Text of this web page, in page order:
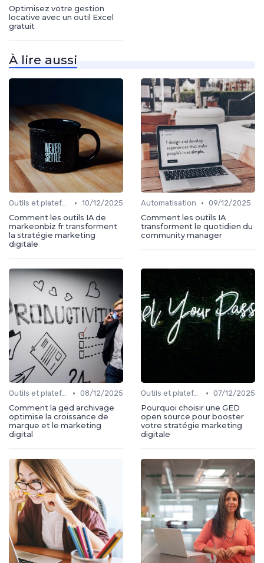
Optimisez votre gestion
locative avec un outil Excel
gratuit
À lire aussi
Outils et plateformes • 10/12/2025
Comment les outils IA de
markeonbiz fr transforment
la stratégie marketing
digitale
Automatisation • 09/12/2025
Comment les outils IA
transforment le quotidien du
community manager
Outils et plateformes • 08/12/2025
Comment la ged archivage
optimise la croissance de
marque et le marketing
digital
Outils et plateformes • 07/12/2025
Pourquoi choisir une GED
open source pour booster
votre stratégie marketing
digitale